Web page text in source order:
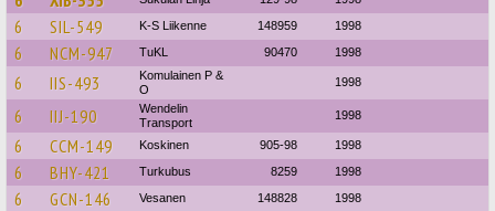
6 SIL-549 K-S Liikenne 148959 1998
6 NCM-947 TuKL 90470 1998
6 IIS-493
Komulainen P &
O
1998
6 IIJ-190
Wendelin
Transport
1998
6 CCM-149 Koskinen 905-98 1998
6 BHY-421 Turkubus 8259 1998
6 GCN-146 Vesanen 148828 1998